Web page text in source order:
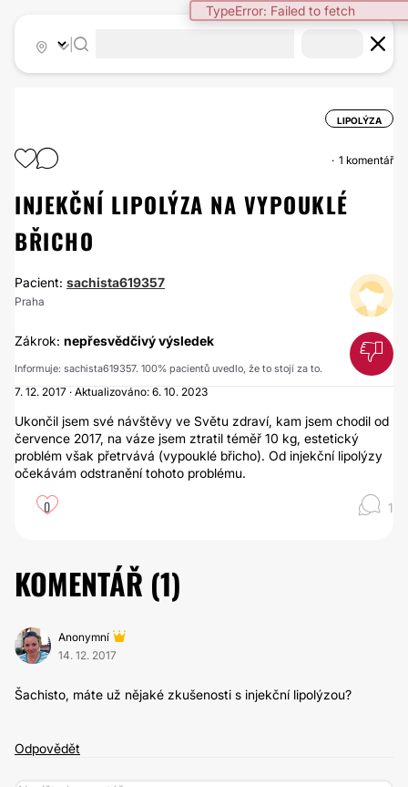
TypeError: Failed to fetch
LIPOLÝZA
1 komentář
INJEKČNÍ LIPOLÝZA NA VYPOUKLÉ
BŘICHO
Pacient: sachista619357
Praha
Zákrok: nepřesvědčivý výsledek
Informuje: sachista619357. 100% pacientů uvedlo, že to stojí za to.
7. 12. 2017 · Aktualizováno: 6. 10. 2023
Ukončil jsem své návštěvy ve Světu zdraví, kam jsem chodil od
července 2017, na váze jsem ztratil téměř 10 kg, estetický
problém však přetrvává (vypouklé břicho). Od injekční lipolýzy
očekávám odstranění tohoto problému.
0 1
KOMENTÁŘ (1)
Anonymní
14. 12. 2017
Šachisto, máte už nějaké zkušenosti s injekční lipolýzou?
Odpovědět